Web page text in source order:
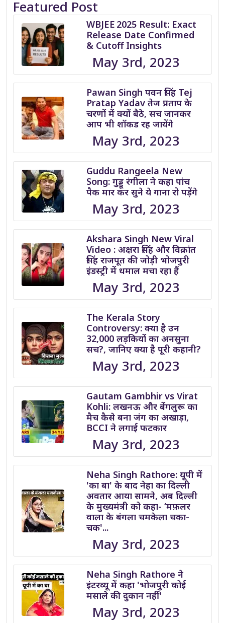
Featured Post
WBJEE 2025 Result: Exact
Release Date Confirmed
& Cutoff Insights
May 3rd, 2023
Pawan Singh पवन सिंह Tej
Pratap Yadav तेज प्रताप के
चरणों में क्यों बैठे, सच जानकर
आप भी शॉकड रह जायेंगे
May 3rd, 2023
Guddu Rangeela New
Song: गुड्डू रंगीला ने कहा पांच
पैक मार कर सुने ये गाना रो पड़ेंगे
May 3rd, 2023
Akshara Singh New Viral
Video : अक्षरा सिंह और विक्रांत
सिंह राजपूत की जोड़ी भोजपुरी
इंडस्ट्री में धमाल मचा रहा हैं
May 3rd, 2023
The Kerala Story
Controversy: क्या है उन
32,000 लड़कियों का अनसुना
सच?, जानिए क्या है पूरी कहानी?
May 3rd, 2023
Gautam Gambhir vs Virat
Kohli: लखनऊ और बेंगलुरू का
मैच कैसे बना जंग का अखाड़ा,
BCCI ने लगाई फटकार
May 3rd, 2023
Neha Singh Rathore: यूपी में
'का बा' के बाद नेहा का दिल्ली
अवतार आया सामने, अब दिल्ली
के मुख्यमंत्री को कहा- ‘मफ़लर
वाला के बंगला चमकेला चका-
चक'...
May 3rd, 2023
Neha Singh Rathore ने
इंटरव्यू में कहा 'भोजपुरी कोई
मसाले की दुकान नहीं'
May 3rd, 2023